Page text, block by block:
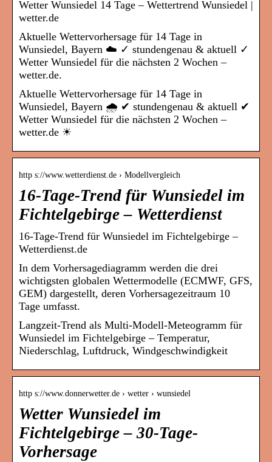
Wetter Wunsiedel 14 Tage – Wettertrend Wunsiedel |
wetter.de
Aktuelle Wettervorhersage für 14 Tage in
Wunsiedel, Bayern ☁️ ✓ stundengenau & aktuell ✓
Wetter Wunsiedel für die nächsten 2 Wochen –
wetter.de.
Aktuelle Wettervorhersage für 14 Tage in
Wunsiedel, Bayern 🌧️ ✔ stundengenau & aktuell ✔
Wetter Wunsiedel für die nächsten 2 Wochen –
wetter.de ☀
http s://www.wetterdienst.de › Modellvergleich
16-Tage-Trend für Wunsiedel im
Fichtelgebirge – Wetterdienst
16-Tage-Trend für Wunsiedel im Fichtelgebirge –
Wetterdienst.de
In dem Vorhersagediagramm werden die drei
wichtigsten globalen Wettermodelle (ECMWF, GFS,
GEM) dargestellt, deren Vorhersagezeitraum 10
Tage umfasst.
Langzeit-Trend als Multi-Modell-Meteogramm für
Wunsiedel im Fichtelgebirge – Temperatur,
Niederschlag, Luftdruck, Windgeschwindigkeit
http s://www.donnerwetter.de › wetter › wunsiedel
Wetter Wunsiedel im
Fichtelgebirge – 30-Tage-
Vorhersage